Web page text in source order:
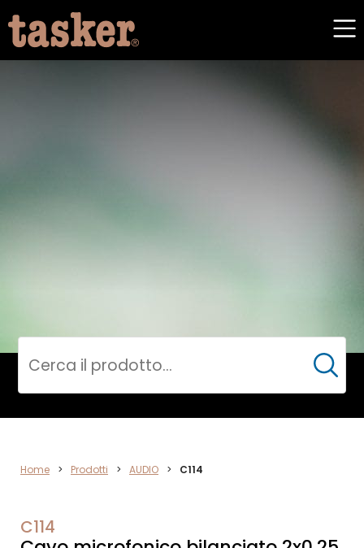
VIDEO
Cerca
Home > Prodotti > AUDIO > C114
C114